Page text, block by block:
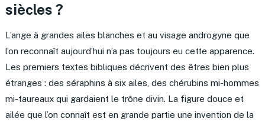
siècles ?
L’ange à grandes ailes blanches et au visage androgyne que
l’on reconnaît aujourd’hui n’a pas toujours eu cette apparence.
Les premiers textes bibliques décrivent des êtres bien plus
étranges : des séraphins à six ailes, des chérubins mi-hommes
mi-taureaux qui gardaient le trône divin. La figure douce et
ailée que l’on connaît est en grande partie une invention de la